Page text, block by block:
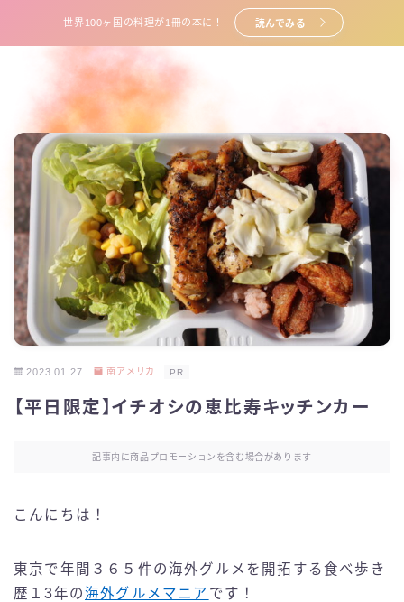
世界100ヶ国の料理が1冊の本に！ 読んでみる
2023.01.27 南アメリカ PR
【平日限定】イチオシの恵比寿キッチンカー
記事内に商品プロモーションを含む場合があります
こんにちは！
東京で年間３６５件の海外グルメを開拓する食べ歩き
歴１3年の海外グルメマニア です！